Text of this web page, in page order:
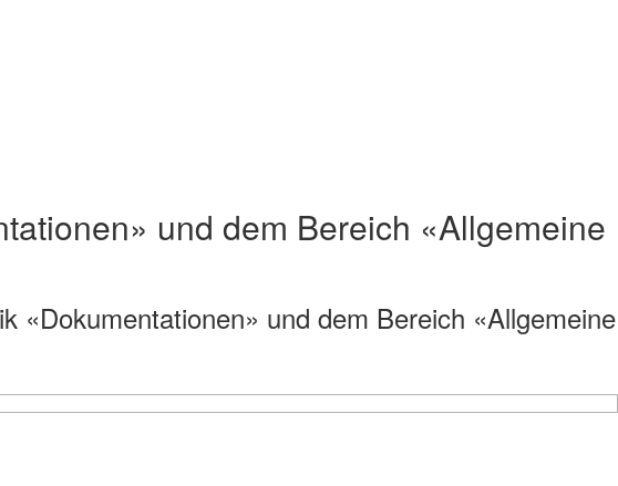
und dem Bereich «Allgemeine
«Dokumentationen» und dem Bereich «Allgemeine